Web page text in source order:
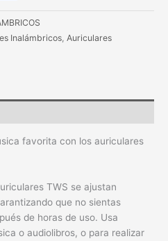
Inalámbricos, Auriculares
favorita con los auriculares
TWS se ajustan
que no sientas
de horas de uso. Usa
o audiolibros, o para realizar